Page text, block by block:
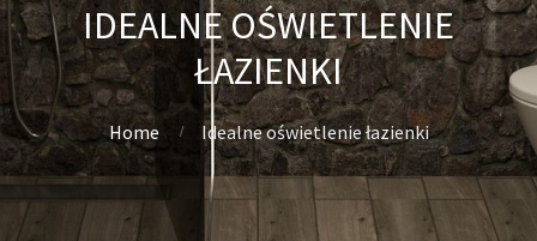
IDEALNE OŚWIETLENIE
ŁAZIENKI
Home Idealne oświetlenie łazienki